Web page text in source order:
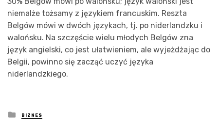
niemalże tożsamy z językiem francuskim. Reszta
Belgów mówi w dwóch językach, tj. po niderlandzku i
walońsku. Na szczęście wielu młodych Belgów zna
język angielski, co jest ułatwieniem, ale wyjeżdżając do
Belgii, powinno się zacząć uczyć języka
niderlandzkiego.
Posted
in
BIZNES